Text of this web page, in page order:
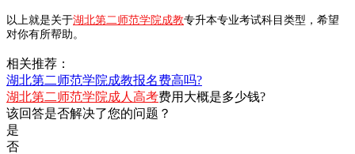
以上就是关于湖北第二师范学院成教专升本专业考试科目类型，希望
对你有所帮助。
相关推荐：
湖北第二师范学院成教报名费高吗?
湖北第二师范学院成人高考费用大概是多少钱?
该回答是否解决了您的问题？
是
否